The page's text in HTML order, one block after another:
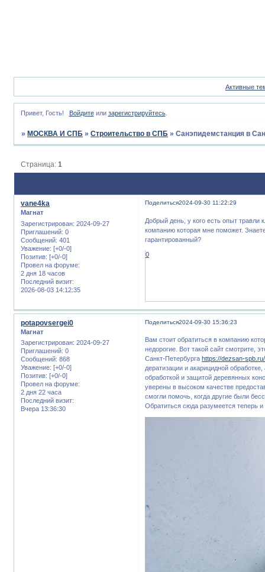
Активные
Привет, Гость! Войдитеили зарегистрируйтесь.
» МОСКВА И СПБ »Строительство в СПБ »Санэпидемстанция в
Страница:1
Поделиться2024-09-30 11:22:29
vane4ka
Магнат
Зарегистрирован: 2024-09-27
Приглашений: 0
Сообщений: 401
Уважение: [+0/-0]
Позитив: [+0/-0]
Провел на форуме:
2 дня 18 часов
Последний визит:
2026-08-03 14:12:35
Добрый день, у кого есть опыт
компанию которая мне поможет.
гарантированный?
0
Поделиться2024-09-30 15:36:23
potapovsergei0
Магнат
Зарегистрирован: 2024-09-27
Приглашений: 0
Сообщений: 868
Уважение: [+0/-0]
Позитив: [+0/-0]
Провел на форуме:
2 дня 22 часа
Последний визит:
Вчера 13:36:30
Вам стоит обратиться в компанию
недорогие. Вот такой сайт смотрите,
Санкт-Петербурга https://dezsan-spb.ru/
дератизации и акарицидной
обработкой и защитой деревянных
уверены в высоком качестве
смогли помочь, когда другие были
Обратиться сюда разумеется теперь